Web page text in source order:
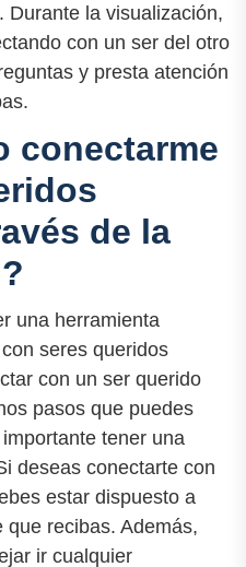
Durante la visualización,
con un ser del otro
y presta atención
conectarme
de la
una herramienta
seres queridos
con un ser querido
pasos que puedes
tener una
deseas conectarte con
estar dispuesto a
recibas. Además,
ir cualquier